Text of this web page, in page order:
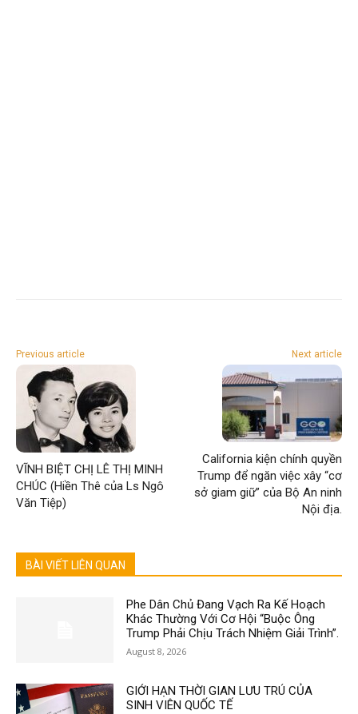
Previous article
VĨNH BIỆT CHỊ LÊ THỊ MINH
CHÚC (Hiền Thê của Ls Ngô
Văn Tiệp)
Next article
California kiện chính quyền
Trump để ngăn việc xây “cơ
sở giam giữ” của Bộ An ninh
Nội địa.
BÀI VIẾT LIÊN QUAN
Phe Dân Chủ Đang Vạch Ra Kế Hoạch
Khác Thường Với Cơ Hội “Buộc Ông
Trump Phải Chịu Trách Nhiệm Giải Trình”.
August 8, 2026
GIỚI HẠN THỜI GIAN LƯU TRÚ CỦA
SINH VIÊN QUỐC TẾ